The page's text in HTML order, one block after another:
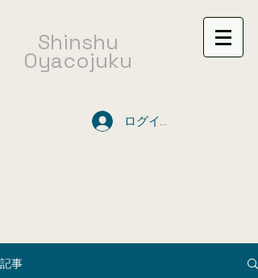
​Shinshu
Oyacojuku
ログイン
記事